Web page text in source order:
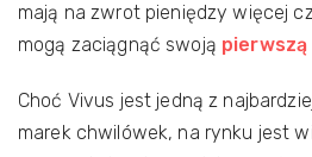
mają na zwrot pieniędzy więcej
mogą zaciągnąć swoją pierwszą
Choć Vivus jest jedną z
marek chwilówek, na rynku jest